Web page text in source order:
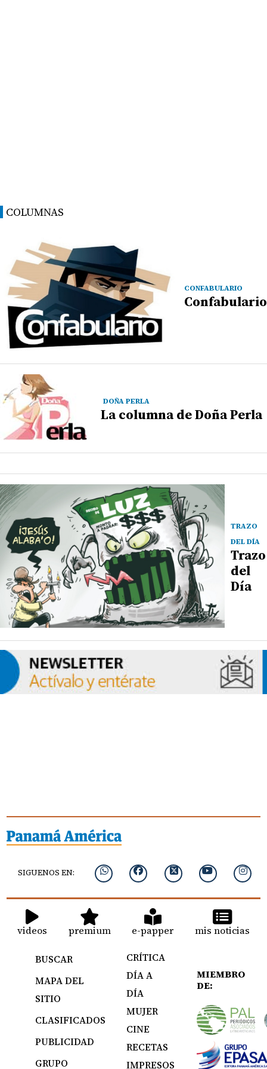
COLUMNAS
CONFABULARIO
Confabulario
DOÑA PERLA
La columna de Doña Perla
TRAZO
DEL DÍA
Trazo
del
Día
SIGUENOS EN:
videos premium e-papper mis noticias
BUSCAR
MAPA DEL
SITIO
CLASIFICADOS
PUBLICIDAD
GRUPO
CRÍTICA
DÍA A
DÍA
MUJER
CINE
RECETAS
IMPRESOS
MIEMBRO
DE: